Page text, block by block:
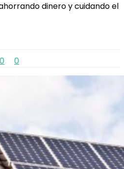
dinero y cuidando el
0 0